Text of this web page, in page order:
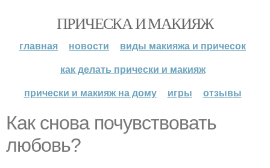
ПРИЧЕСКА И МАКИЯЖ
главная новости
виды макияжа и причесок
как делать прически и макияж
прически и макияж на дому
игры отзывы
Как снова почувствовать
любовь?